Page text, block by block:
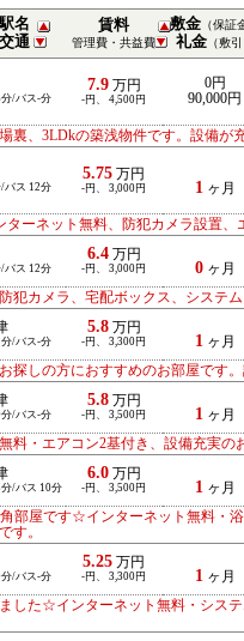
名
交通
賃料
管理費・共益費
敷金（保証
礼金（敷引
/バス-分
7.9万円
-円、 4,500円
0円
90,000円
、3LDkの築浅物件です。設備が充
バス 12分
5.75 万円
-円、 3,000円 1 ヶ月
ーネット無料、防犯カメラ設置、
バス 12分
6.4万円
-円、 3,000円 0ヶ月
カメラ、宅配ボックス、システ
/バス-分
5.8万円
-円、 3,300円 1 ヶ月
しの方におすすめのお部屋です。
/バス-分
5.8万円
-円、 3,500円 1 ヶ月
・エアコン2基付き、設備充実の
/バス 10分
6.0万円
-円、 3,500円 1 ヶ月
部屋です☆インターネット無料・
す。
/バス-分
5.25 万円
-円、 3,300円 1 ヶ月
した☆インターネット無料・シス